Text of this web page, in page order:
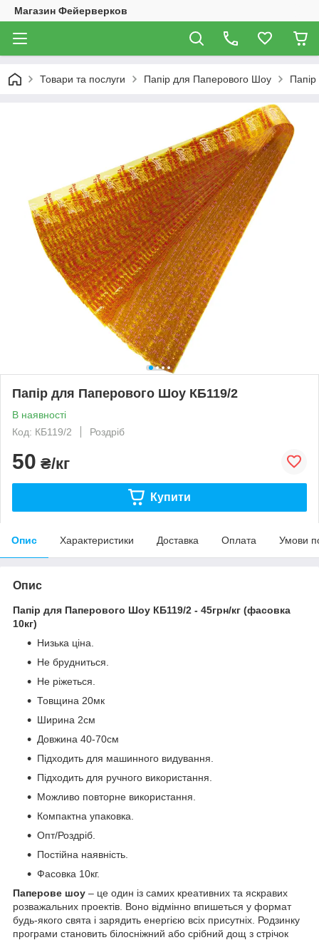
Магазин Фейерверков
Товари та послуги Папір для Паперового Шоу
Папір для Паперового Шоу КБ119/2
В наявності
Код: КБ119/2
Роздріб
50 ₴/кг
Купити
Опис Характеристики Доставка Оплата Умови
Опис
Папір для Паперового Шоу КБ119/2 - 45грн/кг (фасовка
10кг)
Низька ціна.
Не брудниться.
Не ріжеться.
Товщина 20мк
Ширина 2см
Довжина 40-70см
Підходить для машинного видування.
Підходить для ручного використання.
Можливо повторне використання.
Компактна упаковка.
Опт/Роздріб.
Постійна наявність.
Фасовка 10кг.
Паперове шоу – це один із самих креативних та яскравих
розважальних проектів. Воно відмінно впишеться у формат
будь-якого свята і зарядить енергією всіх присутніх. Родзинку
програми становить білосніжний або срібний дощ з стрічок